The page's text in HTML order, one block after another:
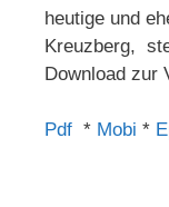
heutige und
Kreuzberg,
Download zur
Pdf * Mobi *